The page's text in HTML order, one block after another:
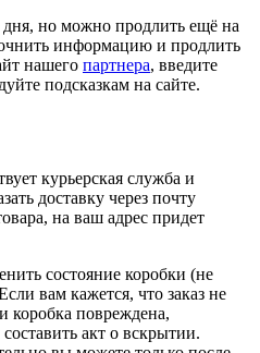
но можно продлить ещё на
информацию и продлить
нашего партнера, введите
подсказкам на сайте.
курьерская служба и
доставку через почту
на ваш адрес придет
состояние коробки (не
вам кажется, что заказ не
коробка повреждена,
акт о вскрытии.